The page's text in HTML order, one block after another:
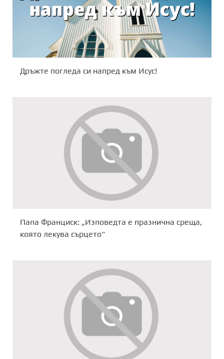
Дръжте погледа си напред към Исус!
Папа Франциск: „Изповедта е празнична среща,
която лекува сърцето“